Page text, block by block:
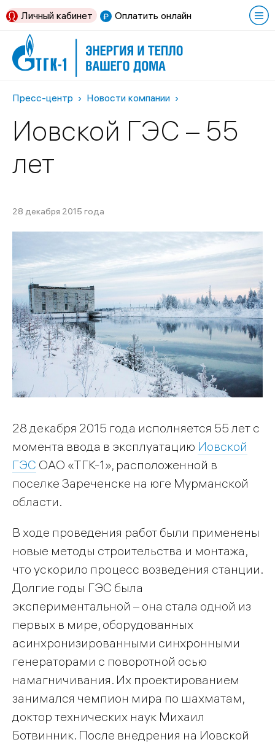
Оплатить онлайн
Личный кабинет
Пресс-центр Новости компании
Иовской ГЭС – 55
лет
28 декабря 2015 года
28 декабря 2015 года исполняется 55 лет с
момента ввода в эксплуатацию Иовской
ГЭС ОАО «ТГК-1», расположенной в
поселке Зареченске на юге Мурманской
области.
В ходе проведения работ были применены
новые методы строительства и монтажа,
что ускорило процесс возведения станции.
Долгие годы ГЭС была
экспериментальной – она стала одной из
первых в мире, оборудованных
асинхронизированными синхронными
генераторами с поворотной осью
намагничивания. Их проектированием
занимался чемпион мира по шахматам,
доктор технических наук Михаил
Ботвинник. После внедрения на Иовской